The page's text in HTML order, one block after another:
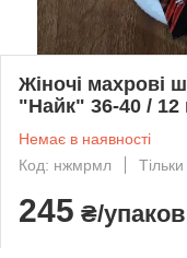
Жіночі махрові
"Найк" 36-40 / 12
Немає в наявності
Код: нжмрмл
245 ₴/